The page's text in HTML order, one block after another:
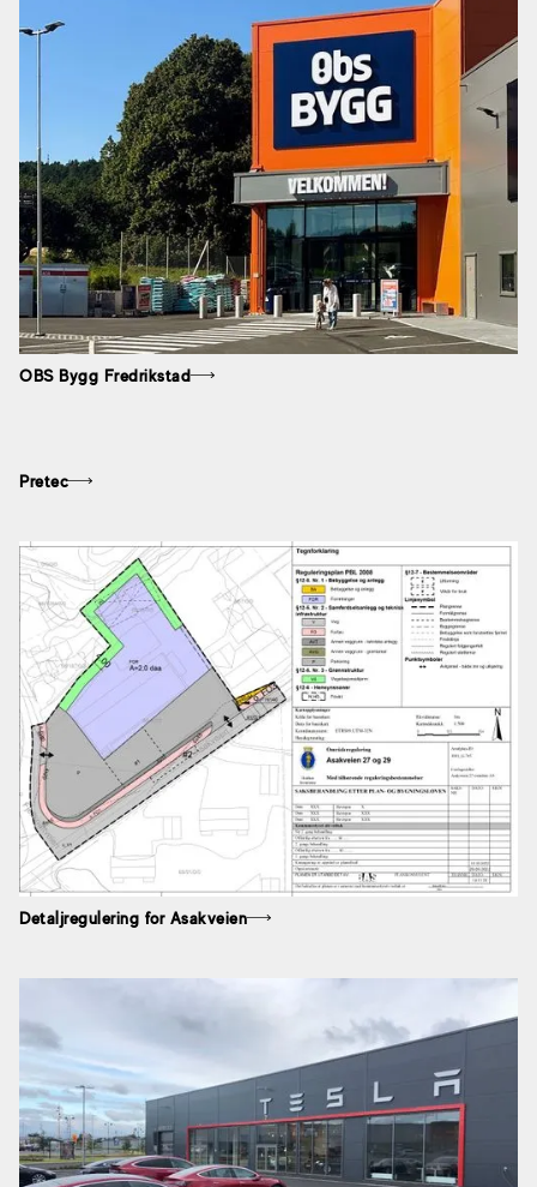
OBS Bygg Fredrikstad
Pretec
Detaljregulering for Asakveien